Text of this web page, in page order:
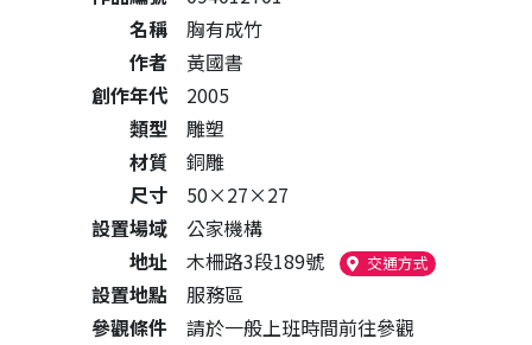
名稱
胸有成竹
作者
黃國書
創作年代
2005
類型
雕塑
材質
銅雕
尺寸
50×27×27
設置場域
公家機構
地址
木柵路3段189號 交通方式（另開新視窗
設置地點
服務區
參觀條件
請於一般上班時間前往參觀